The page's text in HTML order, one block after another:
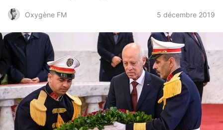
Oxygène FM 5 décembre 2019